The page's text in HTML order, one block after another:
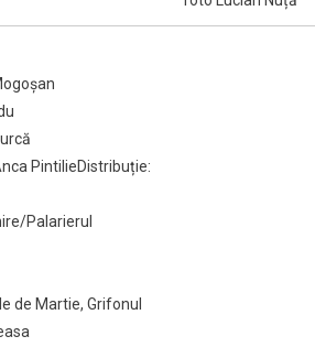
PintilieDistribuție:
Palarierul
de Martie, Grifonul